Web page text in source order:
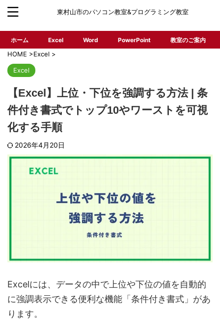
東村山市のパソコン教室&プログラミング教室
ホーム Excel Word PowerPoint 教室のご案内
HOME >Excel >
Excel
【Excel】上位・下位を強調する方法 | 条
件付き書式でトップ10やワーストを可視
化する手順
2026年4月20日
Excelには、データの中で上位や下位の値を自動的
に強調表示できる便利な機能「条件付き書式」があ
ります。